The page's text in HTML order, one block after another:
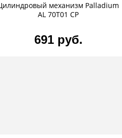
механизм Palladium
AL 70T01 CP
691 руб.